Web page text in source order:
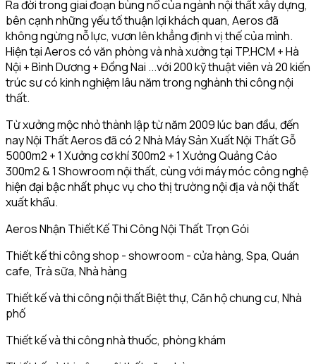
Ra đời trong giai đoạn bùng nổ của ngành nội thất xây dựng,
bên cạnh những yếu tố thuận lợi khách quan, Aeros đã
không ngừng nỗ lực, vươn lên khẳng định vị thế của mình.
Hiện tại Aeros có văn phòng và nhà xưởng tại TP.HCM + Hà
Nội + Bình Dương + Đồng Nai ...với 200 kỹ thuật viên và 20 kiến
trúc sư có kinh nghiệm lâu năm trong nghành thi công nội
thất.
Từ xưởng mộc nhỏ thành lập từ năm 2009 lúc ban đầu, đến
nay Nội Thất Aeros đã có 2 Nhà Máy Sản Xuất Nội Thất Gỗ
5000m2 + 1 Xưởng cơ khí 300m2 + 1 Xưởng Quảng Cáo
300m2 & 1 Showroom nội thất, cùng với máy móc công nghệ
hiện đại bậc nhất phục vụ cho thị trường nội địa và nội thất
xuất khẩu.
Aeros Nhận Thiết Kế Thi Công Nội Thất Trọn Gói
Thiết kế thi công shop - showroom - cửa hàng, Spa, Quán
cafe, Trà sữa, Nhà hàng
Thiết kế và thi công nội thất Biệt thự, Căn hộ chung cư, Nhà
phố
Thiết kế và thi công nhà thuốc, phòng khám